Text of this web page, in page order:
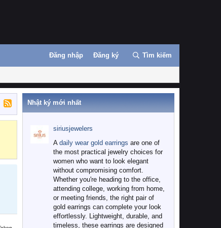
Đăng nhập Đăng ký Tìm kiếm
Nhật ký mới nhất
siriusjewelers
A daily wear gold earrings are one of
the most practical jewelry choices for
women who want to look elegant
without compromising comfort.
Whether you're heading to the office,
attending college, working from home,
or meeting friends, the right pair of
gold earrings can complete your look
effortlessly. Lightweight, durable, and
timeless, these earrings are designed